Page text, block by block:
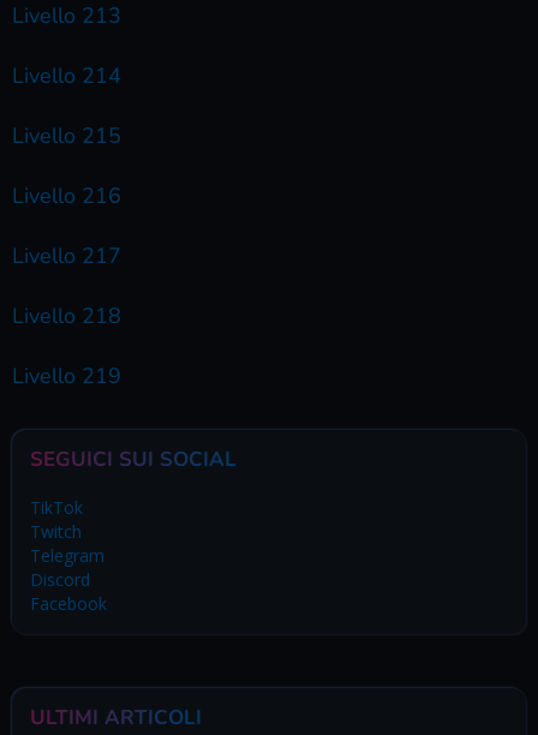
Livello 213
Livello 214
Livello 215
Livello 216
Livello 217
Livello 218
Livello 219
SEGUICI SUI SOCIAL
TikTok
Twitch
Telegram
Discord
Facebook
ULTIMI ARTICOLI